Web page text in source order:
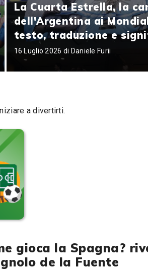
La Cuarta Estrella, la
dell'Argentina ai
testo, traduzione e
16 Luglio 2026 di Daniele Furii
a divertirti.
gioca la Spagna?
de la Fuente